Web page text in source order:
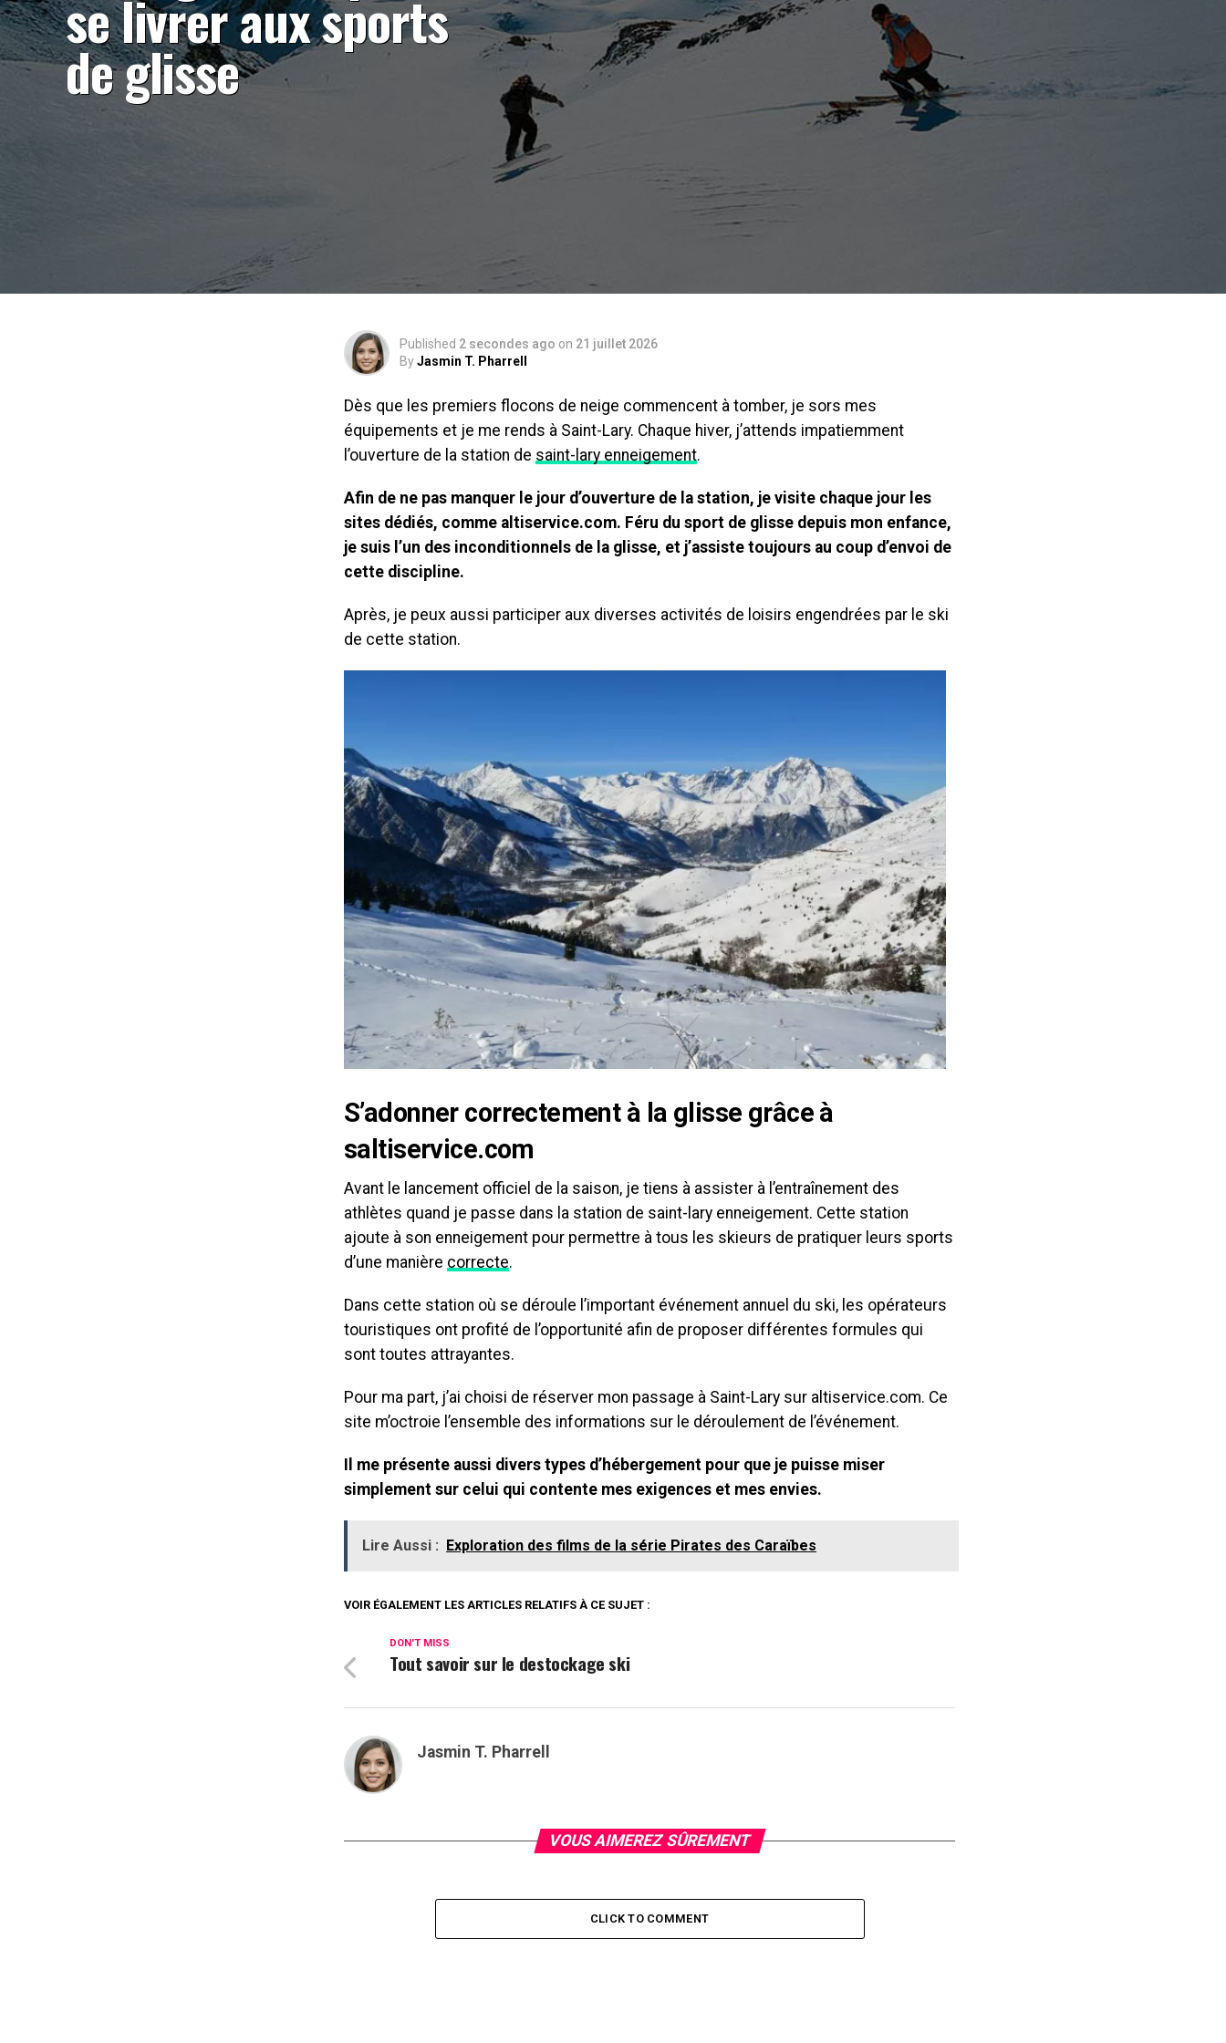
se livrer aux sports
de glisse
Published 2 secondes ago on 21 juillet 2026
ByJasmin T. Pharrell
Dès que les premiers flocons de neige commencent à tomber, je sors mes
équipements et je me rends à Saint-Lary. Chaque hiver, j’attends impatiemment
l’ouverture de la station de saint-lary enneigement.
Afin de ne pas manquer le jour d’ouverture de la station, je visite chaque jour les
sites dédiés, comme altiservice.com. Féru du sport de glisse depuis mon enfance,
je suis l’un des inconditionnels de la glisse, et j’assiste toujours au coup d’envoi de
cette discipline.
Après, je peux aussi participer aux diverses activités de loisirs engendrées par le ski
de cette station.
S’adonner correctement à la glisse grâce à
saltiservice.com
Avant le lancement officiel de la saison, je tiens à assister à l’entraînement des
athlètes quand je passe dans la station de saint-lary enneigement. Cette station
ajoute à son enneigement pour permettre à tous les skieurs de pratiquer leurs sports
d’une manière correcte.
Dans cette station où se déroule l’important événement annuel du ski, les opérateurs
touristiques ont profité de l’opportunité afin de proposer différentes formules qui
sont toutes attrayantes.
Pour ma part, j’ai choisi de réserver mon passage à Saint-Lary sur altiservice.com. Ce
site m’octroie l’ensemble des informations sur le déroulement de l’événement.
Il me présente aussi divers types d’hébergement pour que je puisse miser
simplement sur celui qui contente mes exigences et mes envies.
Lire Aussi : Exploration des films de la série Pirates des Caraïbes
VOIR ÉGALEMENT LES ARTICLES RELATIFS À CE SUJET :
DON'T MISS
Tout savoir sur le destockage ski
Jasmin T. Pharrell
VOUS AIMEREZ SÛREMENT
CLICK TO COMMENT